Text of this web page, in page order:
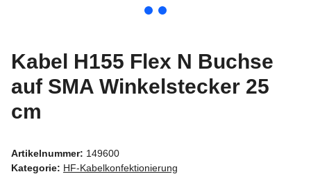
Kabel H155 Flex N Buchse
auf SMA Winkelstecker 25
cm
Artikelnummer: 149600
Kategorie: HF-Kabelkonfektionierung